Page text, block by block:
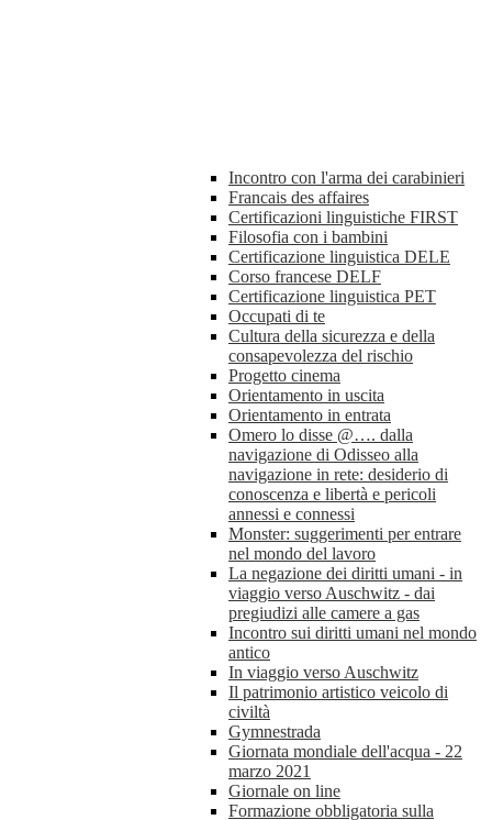
Incontro con l'arma dei carabinieri
Francais des affaires
Certificazioni linguistiche FIRST
Filosofia con i bambini
Certificazione linguistica DELE
Corso francese DELF
Certificazione linguistica PET
Occupati di te
Cultura della sicurezza e della
consapevolezza del rischio
Progetto cinema
Orientamento in uscita
Orientamento in entrata
Omero lo disse @…. dalla
navigazione di Odisseo alla
navigazione in rete: desiderio di
conoscenza e libertà e pericoli
annessi e connessi
Monster: suggerimenti per entrare
nel mondo del lavoro
La negazione dei diritti umani - in
viaggio verso Auschwitz - dai
pregiudizi alle camere a gas
Incontro sui diritti umani nel mondo
antico
In viaggio verso Auschwitz
Il patrimonio artistico veicolo di
civiltà
Gymnestrada
Giornata mondiale dell'acqua - 22
marzo 2021
Giornale on line
Formazione obbligatoria sulla